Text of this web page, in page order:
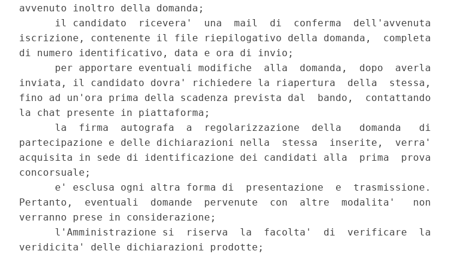
avvenuto inoltro della domanda;
      il candidato  ricevera'  una  mail  di  conferma  dell'avvenuta
iscrizione, contenente il file riepilogativo della domanda,  completa
di numero identificativo, data e ora di invio;
      per apportare eventuali modifiche  alla  domanda,  dopo  averla
inviata, il candidato dovra' richiedere la riapertura  della  stessa,
fino ad un'ora prima della scadenza prevista dal  bando,  contattando
la chat presente in piattaforma;
      la  firma  autografa  a  regolarizzazione  della   domanda   di
partecipazione e delle dichiarazioni nella  stessa  inserite,  verra'
acquisita in sede di identificazione dei candidati alla  prima  prova
concorsuale;
      e' esclusa ogni altra forma di  presentazione  e  trasmissione.
Pertanto,  eventuali  domande  pervenute  con  altre  modalita'   non
verranno prese in considerazione;
      l'Amministrazione si  riserva  la  facolta'  di  verificare  la
veridicita' delle dichiarazioni prodotte;